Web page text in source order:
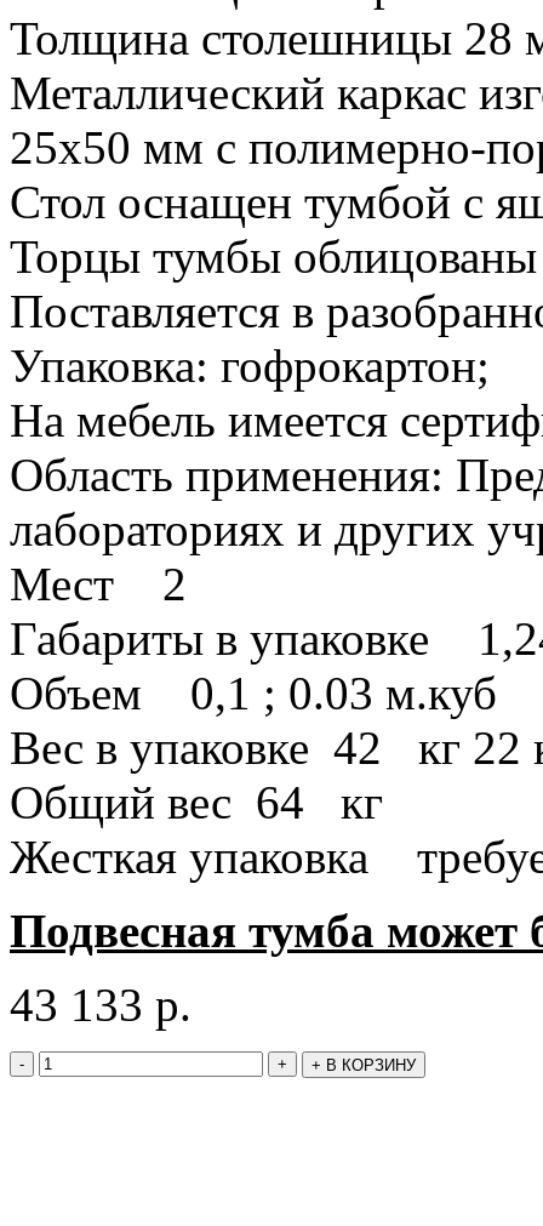
​Толщина столешницы 28
Металлический каркас
25х50 мм с полимерно-
Стол оснащен тумбой с
Торцы тумбы
Поставляется в
Упаковка: гофрокартон;
На мебель имеется
Область применения:
лабораториях и других
Мест 2
Габариты в упаковке
Объем 0,1 ; 0.03 м.куб
Вес в упаковке 42 кг 22
Общий вес 64 кг
Жесткая упаковка
Подвесная тумба
43 133 р.
- + + В КОРЗИНУ